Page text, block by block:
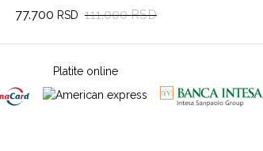
77.700 RSD 111.000 RSD
Platite online